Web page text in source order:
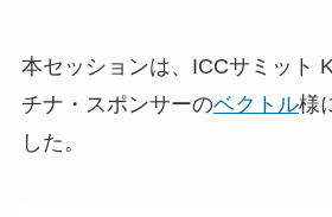
本セッションは、ICCサミット
チナ・スポンサーのベクトル様
した。